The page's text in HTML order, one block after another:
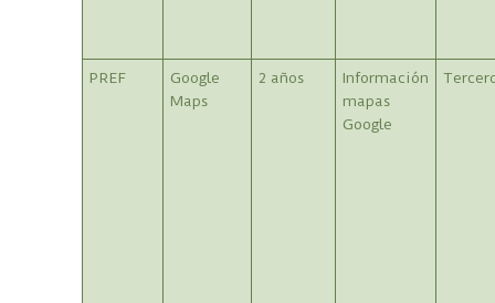
PREF
Google
Maps
2 años
Información
mapas
Google